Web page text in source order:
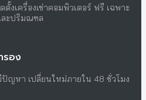
งเครื่องเช่าคอมพิวเตอร์ ฟรี เฉพาะ
ละปริมณฑล
รอง
ญหา เปลี่ยนใหม่ภายใน 48 ชั่วโมง